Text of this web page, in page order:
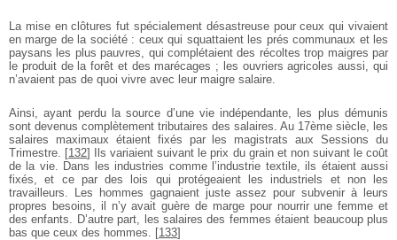
La mise en clôtures fut spécialement désastreuse pour ceux qui vivaient
en marge de la société : ceux qui squattaient les prés communaux et les
paysans les plus pauvres, qui complétaient des récoltes trop maigres par
le produit de la forêt et des marécages ; les ouvriers agricoles aussi, qui
n’avaient pas de quoi vivre avec leur maigre salaire.
Ainsi, ayant perdu la source d’une vie indépendante, les plus démunis
sont devenus complètement tributaires des salaires. Au 17ème siècle, les
salaires maximaux étaient fixés par les magistrats aux Sessions du
Trimestre. [132] Ils variaient suivant le prix du grain et non suivant le coût
de la vie. Dans les industries comme l’industrie textile, ils étaient aussi
fixés, et ce par des lois qui protégeaient les industriels et non les
travailleurs. Les hommes gagnaient juste assez pour subvenir à leurs
propres besoins, il n’y avait guère de marge pour nourrir une femme et
des enfants. D’autre part, les salaires des femmes étaient beaucoup plus
bas que ceux des hommes.
[133]